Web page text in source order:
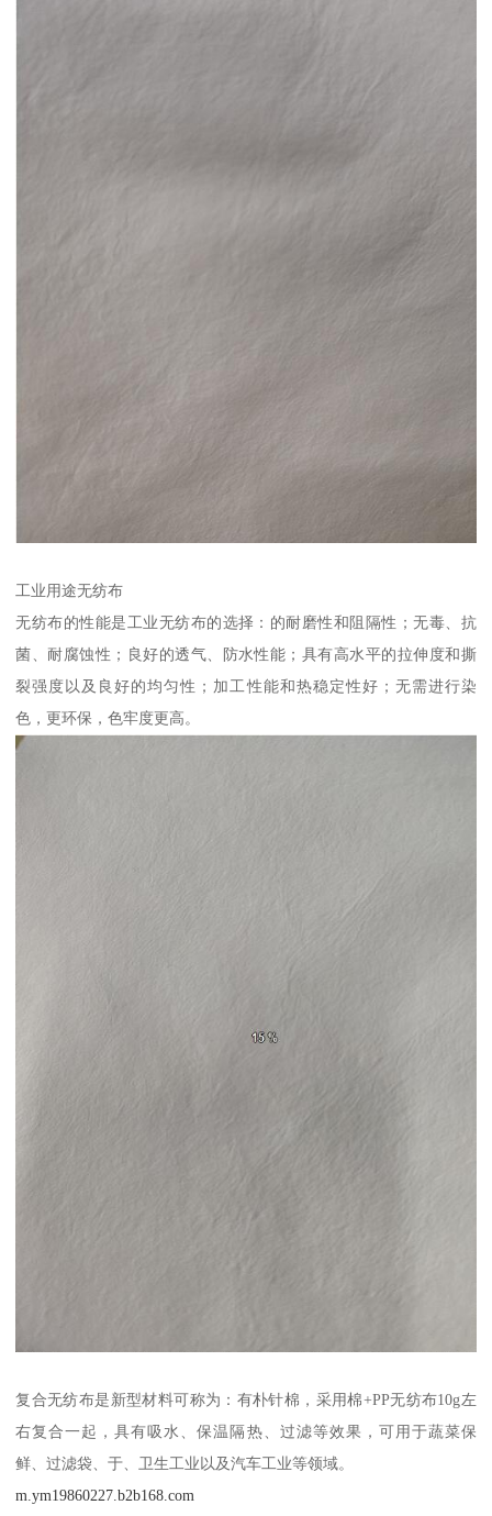
工业用途无纺布
无纺布的性能是工业无纺布的选择：的耐磨性和阻隔性；无毒、抗
菌、耐腐蚀性；良好的透气、防水性能；具有高水平的拉伸度和撕
裂强度以及良好的均匀性；加工性能和热稳定性好；无需进行染
色，更环保，色牢度更高。
复合无纺布是新型材料可称为：有朴针棉，采用棉+PP无纺布10g左
右复合一起，具有吸水、保温隔热、过滤等效果，可用于蔬菜保
鲜、过滤袋、于、卫生工业以及汽车工业等领域。
m.ym19860227.b2b168.com